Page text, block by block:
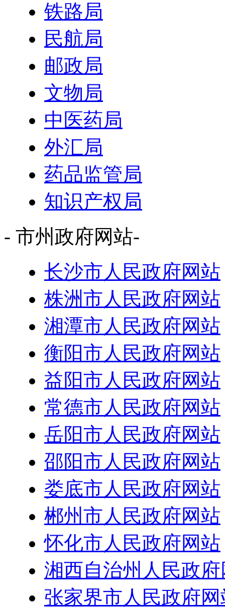
铁路局
民航局
邮政局
文物局
中医药局
外汇局
药品监管局
知识产权局
- 市州政府网站-
长沙市人民政府网站
株洲市人民政府网站
湘潭市人民政府网站
衡阳市人民政府网站
益阳市人民政府网站
常德市人民政府网站
岳阳市人民政府网站
邵阳市人民政府网站
娄底市人民政府网站
郴州市人民政府网站
怀化市人民政府网站
湘西自治州人民政
张家界市人民政府网